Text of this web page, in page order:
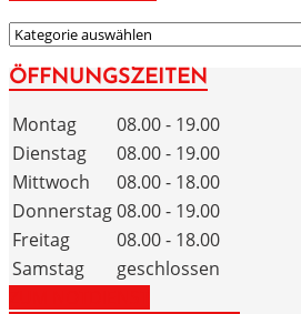
KATEGORIEN
ÖFFNUNGSZEITEN
Montag
08.00 - 19.00
Dienstag
08.00 - 19.00
Mittwoch
08.00 - 18.00
Donnerstag08.00 - 19.00
Freitag
08.00 - 18.00
Samstag
geschlossen